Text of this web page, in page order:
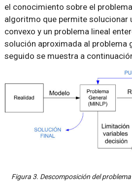
el conocimiento sobre el
algoritmo que permite solucionar
convexo y un problema lineal
solución aproximada al problema
seguido se muestra a
Figura 3. Descomposición del